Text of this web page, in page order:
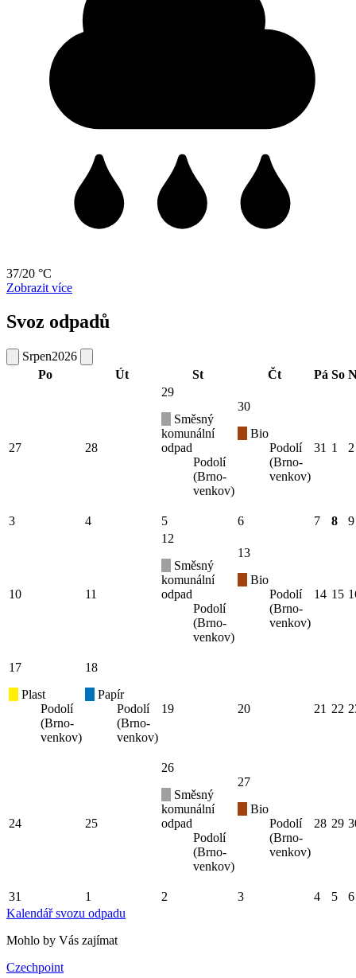
37/20 °C
Zobrazit více
Svoz odpadů
Srpen2026
Po
Út St Čt Pá So
27 28
29
Směsný
komunální
odpad
Podolí
(Brno-
venkov)
30
Bio
Podolí
(Brno-
venkov)
31 1 2
3 4 5 6 7 8 9
10 11
12
Směsný
komunální
odpad
Podolí
(Brno-
venkov)
13
Bio
Podolí
(Brno-
venkov)
14 15
17
Plast
Podolí
(Brno-
venkov)
18
Papír
Podolí
(Brno-
venkov)
19 20 21 22
24 25
26
Směsný
komunální
odpad
Podolí
(Brno-
venkov)
27
Bio
Podolí
(Brno-
venkov)
28 29
31 1 2 3 4 5
6
Kalendář svozu odpadu
Mohlo by Vás zajímat
Czechpoint